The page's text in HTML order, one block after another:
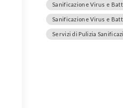
Sanificazione Virus e
Sanificazione Virus e
Servizi di Pulizia